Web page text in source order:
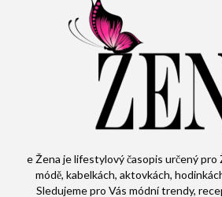
e Žena je lifestylový časopis určený pro
módě, kabelkách, aktovkách,
Sledujeme pro Vás módní trendy,